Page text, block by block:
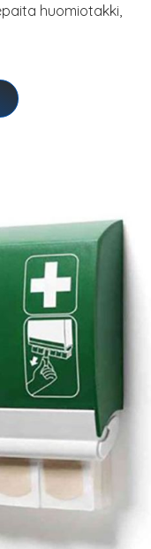
huomiotakki,